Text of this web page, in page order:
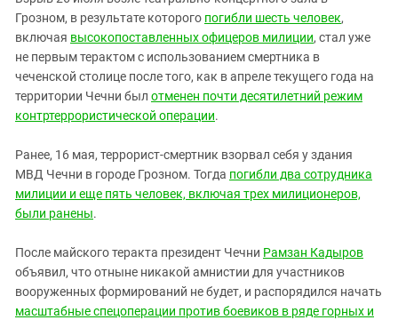
Чечня
Южная Осетия
Южный Кавказ
ЮФО
Грозном, в результате которого погибли шесть человек,
включая высокопоставленных офицеров милиции, стал уже
не первым терактом с использованием смертника в
чеченской столице после того, как в апреле текущего года на
территории Чечни был отменен почти десятилетний режим
контртеррористической операции.
Ранее, 16 мая, террорист-смертник взорвал себя у здания
МВД Чечни в городе Грозном. Тогда погибли два сотрудника
милиции и еще пять человек, включая трех милиционеров,
были ранены.
После майского теракта президент Чечни Рамзан Кадыров
объявил, что отныне никакой амнистии для участников
вооруженных формирований не будет, и распорядился начать
масштабные спецоперации против боевиков в ряде горных и